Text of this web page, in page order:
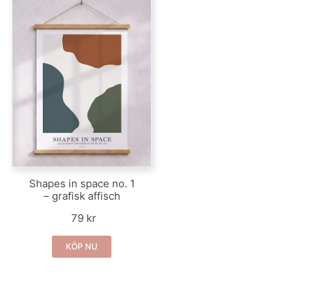
Shapes in space no. 1
– grafisk affisch
79 kr
KÖP NU